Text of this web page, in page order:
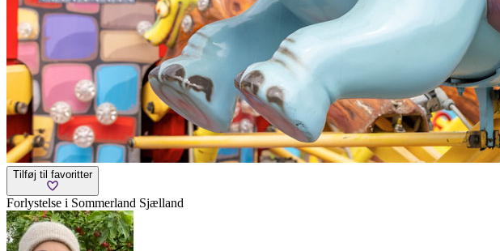
Tilføj til favoritter
Forlystelse i Sommerland Sjælland